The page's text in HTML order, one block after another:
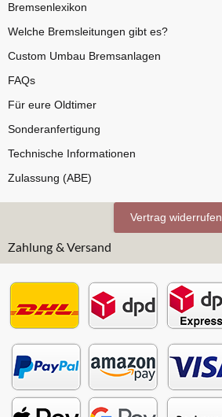
Bremsenlexikon
Welche Bremsleitungen gibt es?
Custom Umbau Bremsanlagen
FAQs
Für eure Oldtimer
Sonderanfertigung
Technische Informationen
Zulassung (ABE)
Vertrag widerrufen
Zahlung & Versand